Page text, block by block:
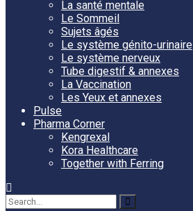
La santé mentale
Le Sommeil
Sujets âgés
Le système génito-urinaire
Le système nerveux
Tube digestif & annexes
La Vaccination
Les Yeux et annexes
Pulse
Pharma Corner
Kengrexal
Kora Healthcare
Together with Ferring